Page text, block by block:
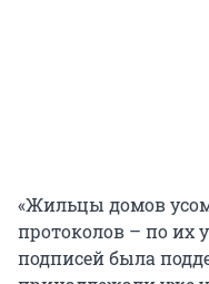
«Жильцы домов
протоколов – по их
подписей была